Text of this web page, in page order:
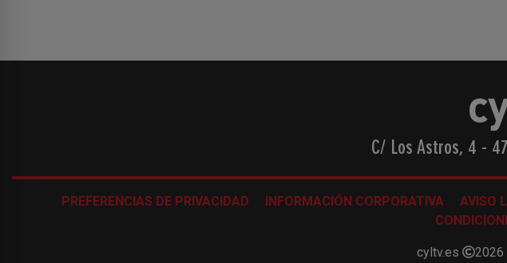
C/ Los Astros, 4 -
PREFERENCIAS DE PRIVACIDAD INFORMACIÓN CORPORATIVA AVISO
cyltv.es 2026